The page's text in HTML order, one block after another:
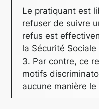
Le pratiquant est
refuser de suivre
refus est
la Sécurité
3. Par contre, ce
motifs
aucune manière le